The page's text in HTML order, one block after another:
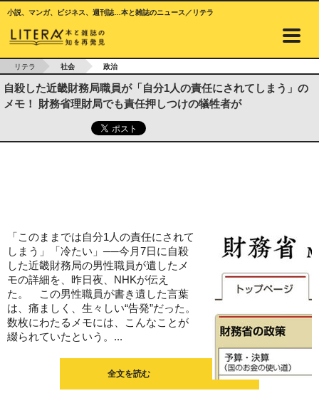
小説、マンガ、ビジネス、週刊誌…本と雑誌のニュース／リテラ
リテラ 社会 政治
自殺した近畿財務局職員が「自分1人の責任にされてしまう」の
メモ！ 財務省理財局でも責任押しつけの犠牲者が
「このままでは自分1人の責任にされて
しまう」「冷たい」──今月7日に自殺
した近畿財務局の男性職員が遺したメ
モの詳細を、昨日夜、NHKが伝え
た。 この男性職員が書き遺した言葉
は、痛ましく、生々しい“告発”だった。
数枚にわたるメモには、こんなことが
綴られていたという。...
全文を読む